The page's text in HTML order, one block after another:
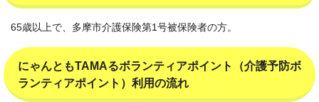
65歳以上で、多摩市介護保険第1号被保険者の方。
にゃんともTAMAるボランティアポイント（介護予防ボ
ランティアポイント）利用の流れ